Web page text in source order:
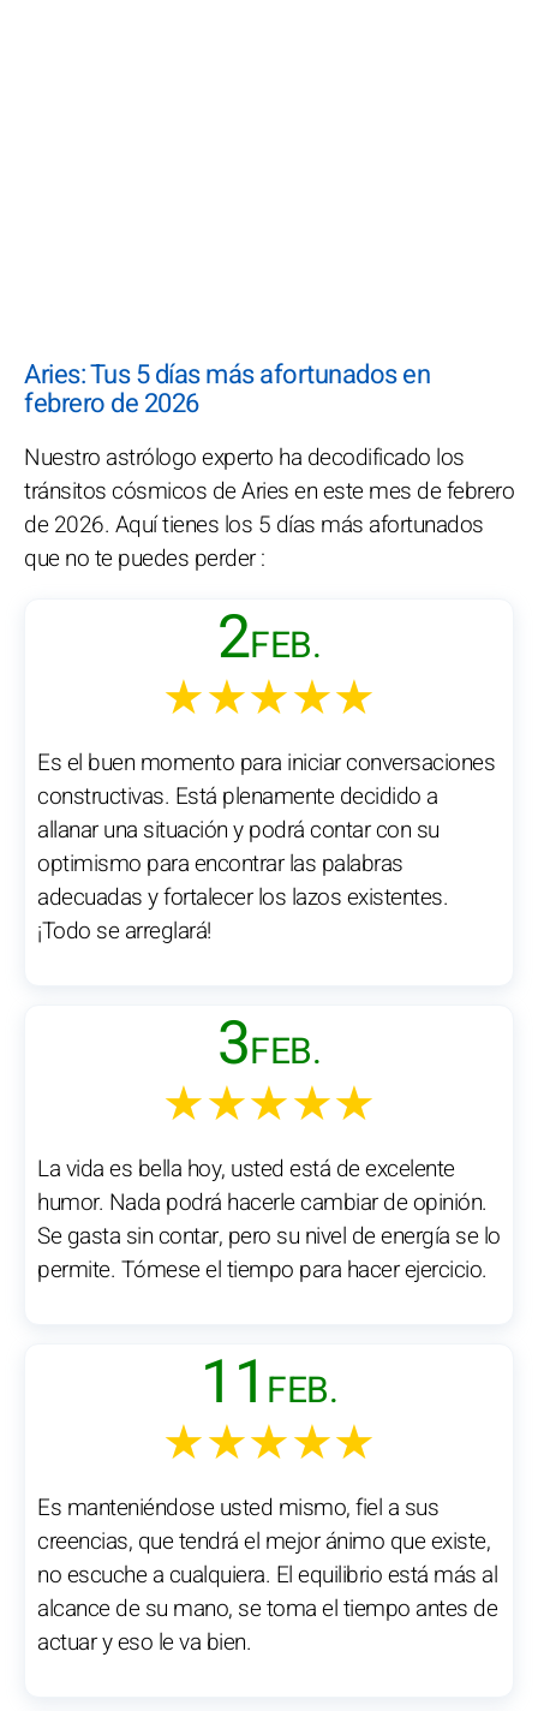
Aries: Tus 5 días más afortunados en
febrero de 2026
Nuestro astrólogo experto ha decodificado los
tránsitos cósmicos de Aries en este mes de febrero
de 2026. Aquí tienes los 5 días más afortunados
que no te puedes perder :
2FEB.
★★★★★
Es el buen momento para iniciar conversaciones
constructivas. Está plenamente decidido a
allanar una situación y podrá contar con su
optimismo para encontrar las palabras
adecuadas y fortalecer los lazos existentes.
¡Todo se arreglará!
3FEB.
★★★★★
La vida es bella hoy, usted está de excelente
humor. Nada podrá hacerle cambiar de opinión.
Se gasta sin contar, pero su nivel de energía se lo
permite. Tómese el tiempo para hacer ejercicio.
11 FEB.
★★★★★
Es manteniéndose usted mismo, fiel a sus
creencias, que tendrá el mejor ánimo que existe,
no escuche a cualquiera. El equilibrio está más al
alcance de su mano, se toma el tiempo antes de
actuar y eso le va bien.